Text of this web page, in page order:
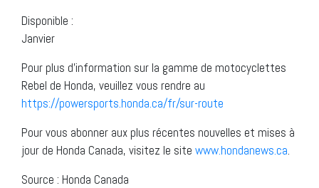
Disponible :
Janvier
Pour plus d’information sur la gamme de motocyclettes
Rebel de Honda, veuillez vous rendre au
https://powersports.honda.ca/fr/sur-route
Pour vous abonner aux plus récentes nouvelles et mises à
jour de Honda Canada, visitez le site www.hondanews.ca.
Source : Honda Canada